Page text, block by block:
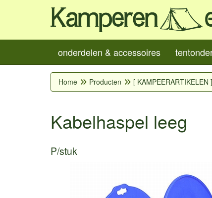
onderdelen & accessoires
Home Producten [ KAMPEERARTIKELEN ]
Kabelhaspel leeg
P/stuk